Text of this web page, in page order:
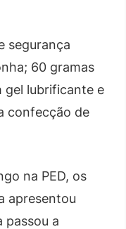
segurança
60 gramas
gel lubrificante e
confecção de
na PED, os
apresentou
passou a